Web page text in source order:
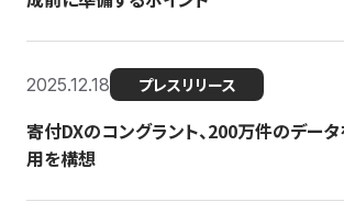
2025.12.18 プレスリリース
寄付DXのコングラント、200万件のデー
用を構想